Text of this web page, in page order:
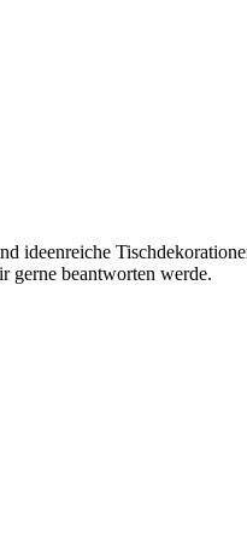
ideenreiche
gerne beantworten werde.